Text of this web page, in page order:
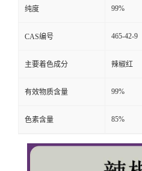
纯度 99%
CAS编号 465-42-9
主要着色成分 辣椒红
有效物质含量 99%
色素含量 85%